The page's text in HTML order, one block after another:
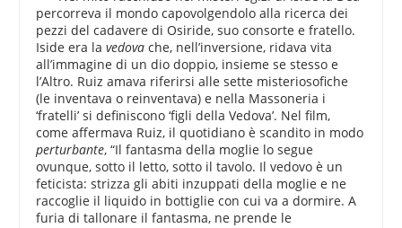
percorreva il mondo capovolgendolo alla ricerca dei
pezzi del cadavere di Osiride, suo consorte e fratello.
Iside era lavedovache, nell’inversione, ridava vita
all’immagine di un dio doppio, insieme se stesso e
l’Altro. Ruiz amava riferirsi alle sette misteriosofiche
(le inventava o reinventava) e nella Massoneria i
‘fratelli’ si definiscono ‘figli della Vedova’. Nel film,
come affermava Ruiz, il quotidiano è scandito in modo
perturbante, “Il fantasma della moglie lo segue
ovunque, sotto il letto, sotto il tavolo. Il vedovo è un
feticista: strizza gli abiti inzuppati della moglie e ne
raccoglie il liquido in bottiglie con cui va a dormire. A
furia di tallonare il fantasma, ne prende le